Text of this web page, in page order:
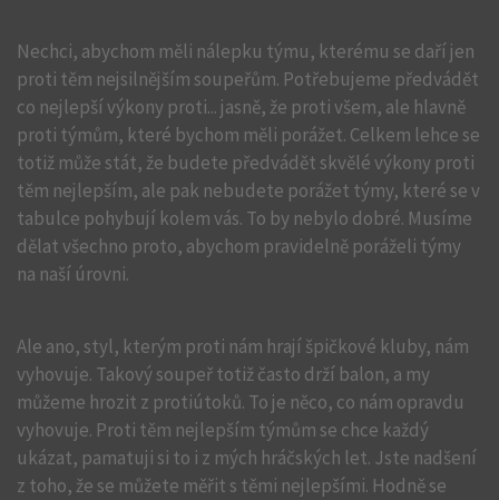
Nechci, abychom měli nálepku týmu, kterému se daří jen
proti těm nejsilnějším soupeřům. Potřebujeme předvádět
co nejlepší výkony proti... jasně, že proti všem, ale hlavně
proti týmům, které bychom měli porážet. Celkem lehce se
totiž může stát, že budete předvádět skvělé výkony proti
těm nejlepším, ale pak nebudete porážet týmy, které se v
tabulce pohybují kolem vás. To by nebylo dobré. Musíme
dělat všechno proto, abychom pravidelně poráželi týmy
na naší úrovni.
Ale ano, styl, kterým proti nám hrají špičkové kluby, nám
vyhovuje. Takový soupeř totiž často drží balon, a my
můžeme hrozit z protiútoků. To je něco, co nám opravdu
vyhovuje. Proti těm nejlepším týmům se chce každý
ukázat, pamatuji si to i z mých hráčských let. Jste nadšení
z toho, že se můžete měřit s těmi nejlepšími. Hodně se